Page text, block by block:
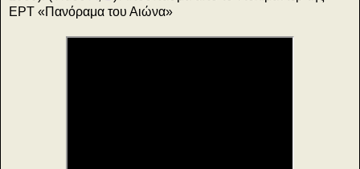
ΕΡΤ «Πανόραμα του Αιώνα»